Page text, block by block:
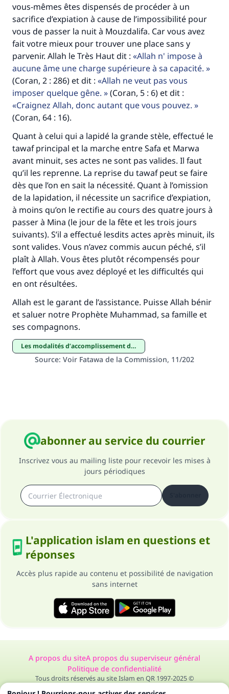
vous-mêmes êtes dispensés de procéder à un
sacrifice d’expiation à cause de l’impossibilité pour
vous de passer la nuit à Mouzdalifa. Car vous avez
fait votre mieux pour trouver une place sans y
parvenir. Allah le Très Haut dit : Allah n' impose à
aucune âme une charge supérieure à sa capacité.
(Coran, 2 : 286) et dit : Allah ne veut pas vous
imposer quelque gêne.
(Coran, 5 : 6) et dit :
Craignez Allah, donc autant que vous pouvez.
(Coran, 64 : 16).
Quant à celui qui a lapidé la grande stèle, effectué le
tawaf principal et la marche entre Safa et Marwa
avant minuit, ses actes ne sont pas valides. Il faut
qu’il les reprenne. La reprise du tawaf peut se faire
dès que l’on en sait la nécessité. Quant à l’omission
de la lapidation, il nécessite un sacrifice d’expiation,
à moins qu’on le rectifie au cours des quatre jours à
passer à Mina (le jour de la fête et les trois jours
suivants). S’il a effectué lesdits actes après minuit, ils
sont valides. Vous n’avez commis aucun péché, s’il
plaît à Allah. Vous êtes plutôt récompensés pour
l’effort que vous avez déployé et les difficultés qui
en ont résultées.
Allah est le garant de l’assistance. Puisse Allah bénir
et saluer notre Prophète Muhammad, sa famille et
ses compagnons.
Les modalités d’accomplissement des pèlerinages majeur et mineur
Source: Voir Fatawa de la Commission, 11/202
abonner au service du courrier
Inscrivez vous au mailing liste pour recevoir les mises à
jours périodiques
L'application islam en questions et
réponses
Accès plus rapide au contenu et possibilité de navigation
sans internet
A propos du siteA propos du superviseur général
Politique de confidentialité
Tous droits réservés au site Islam en QR 1997-2025 ©
Aidez nous à apporter des réponses.
Le Messager d'Allah (Paix sur lui) a dit:
"Celui qui indique une bonne action obtient la
même récompense que celui qui le fait."
(MOUSLIM 1893)
Soutenez IslamQA